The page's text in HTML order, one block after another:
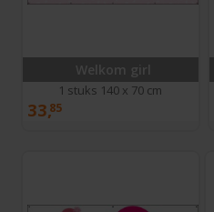
Welkom girl
1 stuks 140 x 70 cm
33,85